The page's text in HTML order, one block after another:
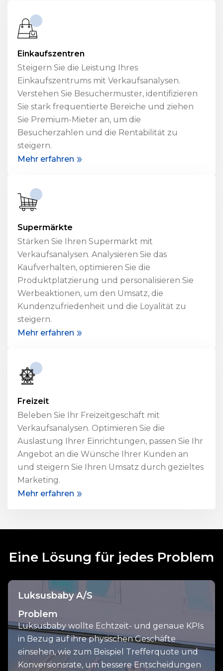
Einkaufszentren
Steigern Sie die Leistung Ihres
Einkaufszentrums mit Verkaufsanalysen.
Verstehen Sie Besuchermuster, identifizieren
Sie stark frequentierte Bereiche und ziehen
Sie Premium-Mieter an, um die
Besucherzahlen und die Rentabilität zu
steigern.
Mehr erfahren
Supermärkte
Stärken Sie Ihren Supermarkt mit
Verkaufsanalysen. Analysieren Sie das
Kaufverhalten, optimieren Sie die
Produktplatzierung und personalisieren Sie
Werbeaktionen, um den Umsatz, die
Kundenzufriedenheit und die Loyalität zu
steigern.
Mehr erfahren
Freizeit
Beleben Sie Ihr Freizeitgeschäft mit
Verkaufsanalysen. Optimieren Sie die
Auslastung Ihrer Einrichtungen, passen Sie Ihr
Angebot an die Wünsche Ihrer Kunden an
und steigern Sie Ihren Umsatz durch gezieltes
Marketing.
Mehr erfahren
Eine Lösung für jedes Problem
Luksusbaby A/S
Problem
Luksusbaby wollte Echtzeit- und genaue KPIs
in Bezug auf ihre physischen Geschäfte
einsehen, wie zum Beispiel Trefferquote und
Konversionsrate, um bessere Entscheidungen